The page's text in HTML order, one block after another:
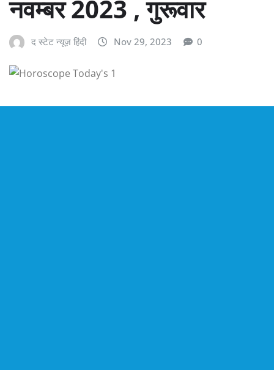
नवम्बर 2023 , गुरूवार
द स्टेट न्यूज़ हिंदी Nov 29, 2023 0